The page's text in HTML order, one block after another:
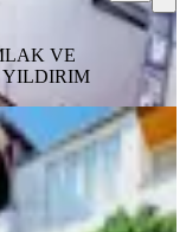
VE
YILDIRIM
Tapulu, Müstakil